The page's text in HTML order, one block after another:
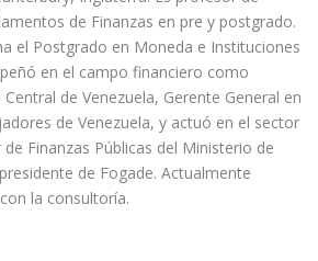
de Finanzas en pre y postgrado.
el Postgrado en Moneda e Instituciones
en el campo financiero como
de Venezuela, Gerente General en
de Venezuela, y actuó en el sector
Finanzas Públicas del Ministerio de
de Fogade. Actualmente
la consultoría.